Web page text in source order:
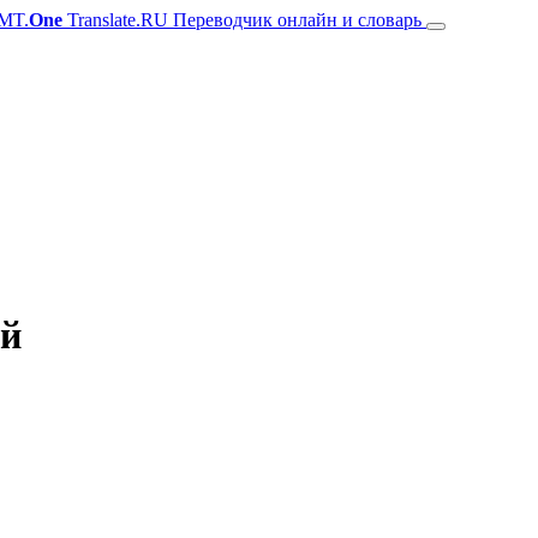
One Translate.RU Переводчик онлайн и словарь